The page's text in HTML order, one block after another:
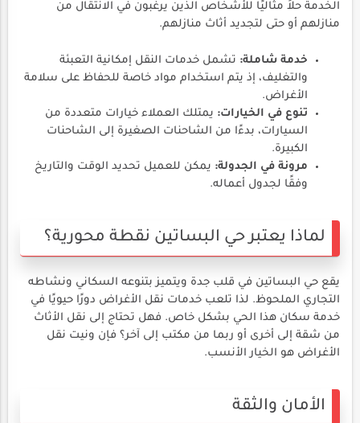
الخدمة حلاً مثاليًا للأشخاص الذين يرغبون في الانتقال من
منازلهم أو حتى لتجديد أثاث منازلهم.
خدمة شاملة: تشمل خدمات النقل إمكانية التعبئة
والتغليف، إذ يتم استخدام مواد خاصة للحفاظ على سلامة
الأغراض.
تنوع في الخيارات: يمتلك العملاء خيارات متعددة من
السيارات، بدءًا من الشاحنات الصغيرة إلى الشاحنات
الكبيرة.
مرونة في الجدولة: يمكن للعميل تحديد الوقت والتاريخ
وفقًا لجدول أعماله.
لماذا يعتبر حي البساتين نقطة محورية؟
يقع حي البساتين في قلب جدة ويتميز بتنوعه السكاني ونشاطه
التجاري الملحوظ. لذا تلعب خدمات نقل الأغراض دورًا حيويًا في
خدمة سكان هذا الحي بشكل خاص. فهل تحتاج إلى نقل الأثاث
من شقة إلى أخرى أو ربما من مكتب إلى آخر؟ فإن ونيت نقل
الأغراض هو الخيار الأنسب.
الأمان والثقة